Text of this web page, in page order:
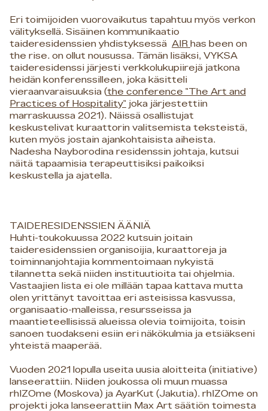
Eri toimijoiden vuorovaikutus tapahtuu myös verkon
välityksellä. Sisäinen kommunikaatio
taideresidenssien yhdistyksessä AIR has been on
the rise. on ollut nousussa. Tämän lisäksi, VYKSA
taideresidenssi järjesti verkkolukupiirejä jatkona
heidän konferenssilleen, joka käsitteli
vieraanvaraisuuksia (the conference "The Art and
Practices of Hospitality" joka järjestettiin
marraskuussa 2021). Näissä osallistujat
keskustelivat kuraattorin valitsemista teksteistä,
kuten myös jostain ajankohtaisista aiheista.
Nadesha Nayborodina residenssin johtaja, kutsui
näitä tapaamisia terapeuttisiksi paikoiksi
keskustella ja ajatella.
TAIDERESIDENSSIEN ÄÄNIÄ
Huhti-toukokuussa 2022 kutsuin joitain
taideresidenssien organisoijia, kuraattoreja ja
toiminnanjohtajia kommentoimaan nykyistä
tilannetta sekä niiden instituutioita tai ohjelmia.
Vastaajien lista ei ole millään tapaa kattava mutta
olen yrittänyt tavoittaa eri asteisissa kasvussa,
organisaatio-malleissa, resursseissa ja
maantieteellisissä alueissa olevia toimijoita, toisin
sanoen tuodakseni esiin eri näkökulmia ja etsiäkseni
yhteistä maaperää.
Vuoden 2021 lopulla useita uusia aloitteita (initiative)
lanseerattiin. Niiden joukossa oli muun muassa
rhIZOme (Moskova) ja AyarKut (Jakutia). rhIZOme on
projekti joka lanseerattiin Max Art säätiön toimesta